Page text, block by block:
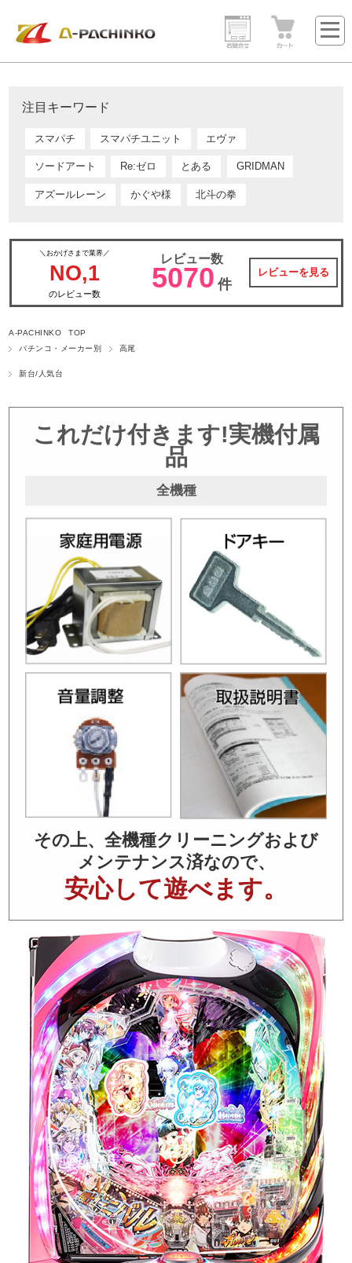
注目キーワード
スマパチ スマパチユニット エヴァ
ソードアート Re:ゼロ とある GRIDMAN
アズールレーン かぐや様 北斗の拳
＼おかげさまで業界／
NO,1
のレビュー数
レビュー数
5070 件
レビューを見る
A-PACHINKO TOP
パチンコ・メーカー別
高尾
新台/人気台
これだけ付きます!実機付属
品
全機種
その上、全機種クリーニングおよび
メンテナンス済なので、
安心して遊べます。